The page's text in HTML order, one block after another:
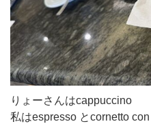
りょーさんはcappuccino
私はespresso とcornetto